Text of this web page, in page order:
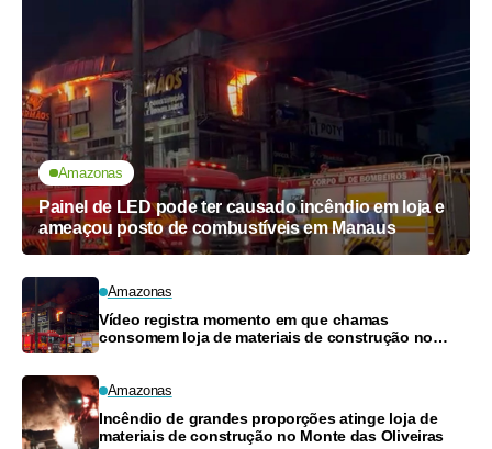
Amazonas
Painel de LED pode ter causado incêndio em loja e
ameaçou posto de combustíveis em Manaus
Amazonas
Vídeo registra momento em que chamas
consomem loja de materiais de construção no
Amazonas
Incêndio de grandes proporções atinge loja de
materiais de construção no Monte das Oliveiras